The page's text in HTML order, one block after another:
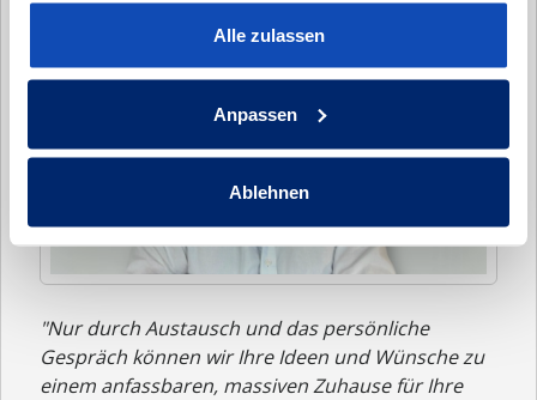
Alle zulassen
Anpassen
Ablehnen
"Nur durch Austausch und das persönliche
Gespräch können wir Ihre Ideen und Wünsche zu
einem anfassbaren, massiven Zuhause für Ihre